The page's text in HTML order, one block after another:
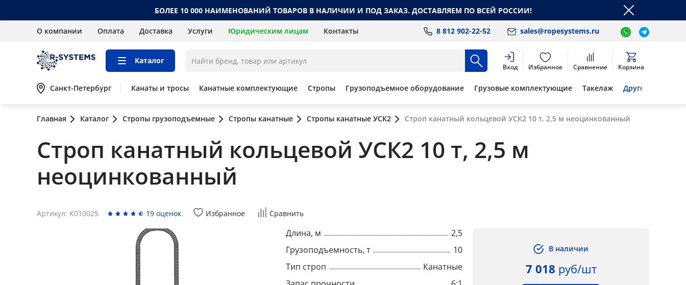
БОЛЕЕ 10 000 НАИМЕНОВАНИЙ ТОВАРОВ В НАЛИЧИИ И ПОД ЗАКАЗ. ДОСТАВЛЯЕМ ПО ВСЕЙ РОССИИ!
О компании Оплата Доставка Услуги Юридическим лицам Контакты 8 812 902-22-52 sales@ropesystems.ru
Каталог
Вход Избранное Сравнение Корзина
Санкт-Петербург Канаты и тросы Канатные комплектующие Стропы Грузоподъемное оборудование Грузовые комплектующие Такелаж Другое
Главная Каталог Стропы грузоподъемные Стропы канатные Стропы канатные УСК2 Строп канатный кольцевой УСК2 10 т, 2,5 м неоцинкованный
Строп канатный кольцевой УСК2 10 т, 2,5 м
неоцинкованный
Артикул: K010025 19 оценок Избранное Сравнить
Длина, м
2,5
Грузоподъемность, т
10
Тип строп
Канатные
В наличии
7 018 руб/шт